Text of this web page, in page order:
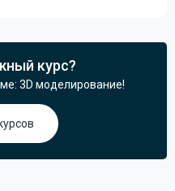
курс?
3D моделирование!